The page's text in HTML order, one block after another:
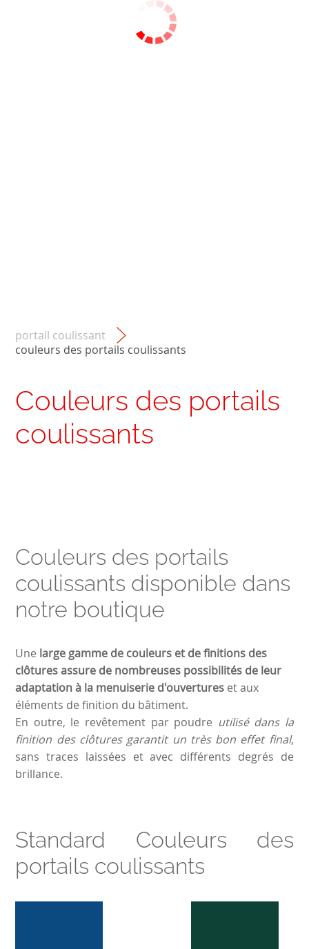
portail coulissant
couleurs des portails coulissants
Couleurs des portails
coulissants
Couleurs des portails
coulissants disponible dans
notre boutique
Une large gamme de couleurs et de finitions des
clôtures assure de nombreuses possibilités de leur
adaptation à la menuiserie d'ouvertures et aux
éléments de finition du bâtiment.
En outre, le revêtement par poudre utilisé dans la
finition des clôtures garantit un très bon effet final,
sans traces laissées et avec différents degrés de
brillance.
Standard Couleurs des
portails coulissants